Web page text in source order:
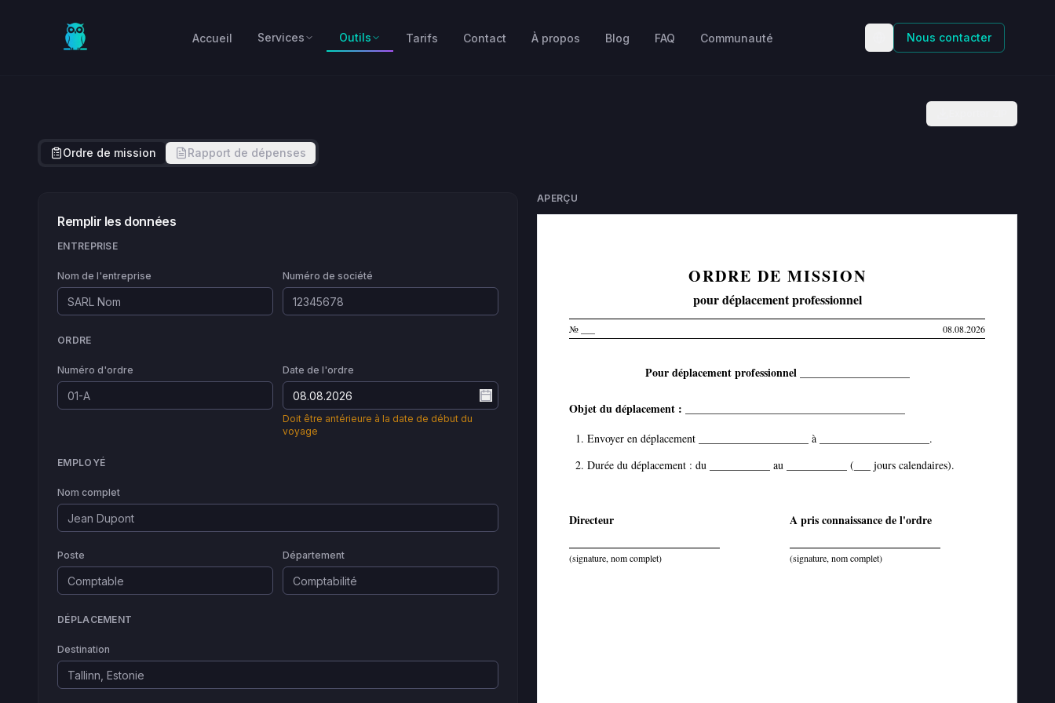
Accueil Services Outils Tarifs Contact À propos Blog FAQ Communauté Nous contacter
Ordre de mission Rapport de dépenses
Remplir les données
ENTREPRISE
Nom de l'entreprise Numéro de société
ORDRE
Numéro d'ordre Date de l'ordre
Doit être antérieure à la date de début du
voyage
EMPLOYÉ
Nom complet
Poste Département
DÉPLACEMENT
Destination
APERÇU
ORDRE DE MISSION
pour déplacement professionnel
№ 08.08.2026
Pour déplacement professionnel
Objet du déplacement :
Envoyer en déplacement
à
.
Durée du déplacement : du
au (___ jours calendaires).
Directeur
(signature, nom complet)
A pris connaissance de l'ordre
(signature, nom complet)